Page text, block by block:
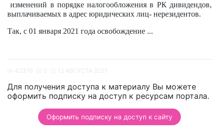
изменений в порядке налогообложения в РК дивидендов,
выплачиваемых в адрес юридических лиц- нерезидентов.
Так, с 01 января 2021 года освобождение ...
Для получения доступа к материалу Вы можете
оформить подписку на доступ к ресурсам портала.
Оформить подписку на доступ к сайту